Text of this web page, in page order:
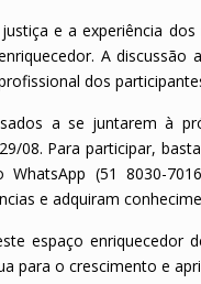
e a experiência
A
dos
a se juntarem à
08. Para participar,
WhatsApp (51 8030-
e adquiram
espaço enriquecedor
para o crescimento e